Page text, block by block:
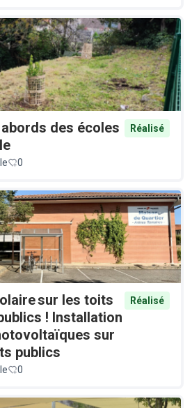
des écoles
Réalisé
0
sur les toits
! Installation
sur
publics
Réalisé
0